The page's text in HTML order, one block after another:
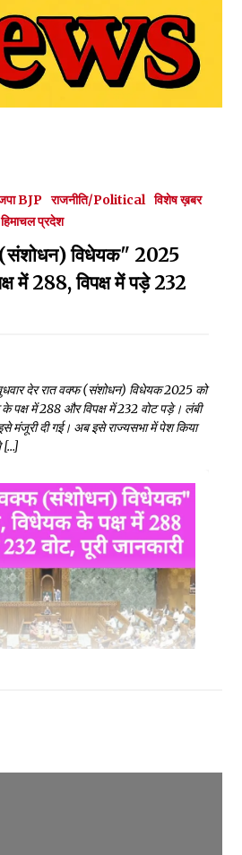
BJP राजनीति/Political विशेष ख़बर
हिमाचल प्रदेश
विधेयक" 2025
में 288, विपक्ष में पड़े 232
देर रात वक्फ (संशोधन) विधेयक 2025 को
के पक्ष में 288 और विपक्ष में 232 वोट पड़े। लंबी
मंजूरी दी गई। अब इसे राज्यसभा में पेश किया
[…]